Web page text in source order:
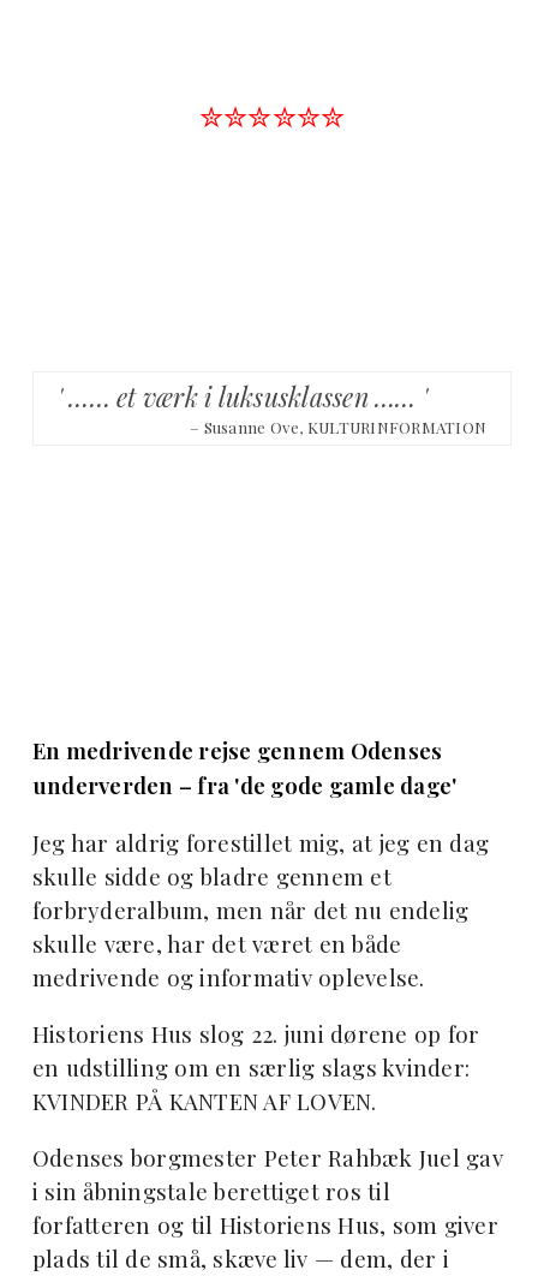
✮✮✮✮✮✮
' …… et værk i luksusklassen …… '
– Susanne Ove, KULTURINFORMATION
En medrivende rejse gennem Odenses
underverden – fra 'de gode gamle dage'
Jeg har aldrig forestillet mig, at jeg en dag
skulle sidde og bladre gennem et
forbryderalbum, men når det nu endelig
skulle være, har det været en både
medrivende og informativ oplevelse.
Historiens Hus slog 22. juni dørene op for
en udstilling om en særlig slags kvinder:
KVINDER PÅ KANTEN AF LOVEN.
Odenses borgmester Peter Rahbæk Juel gav
i sin åbningstale berettiget ros til
forfatteren og til Historiens Hus, som giver
plads til de små, skæve liv — dem, der i